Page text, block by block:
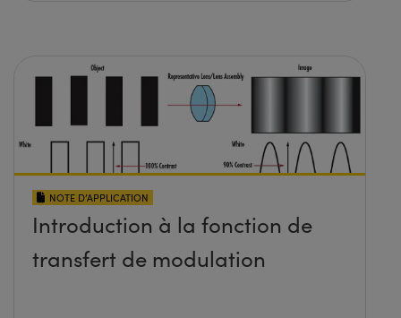
NOTE D’APPLICATION
Introduction à la fonction de
transfert de modulation